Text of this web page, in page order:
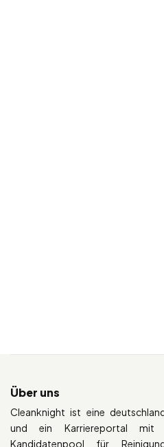
Über uns
Cleanknight ist eine
und ein Karriereportal mit
Kandidatenpool für